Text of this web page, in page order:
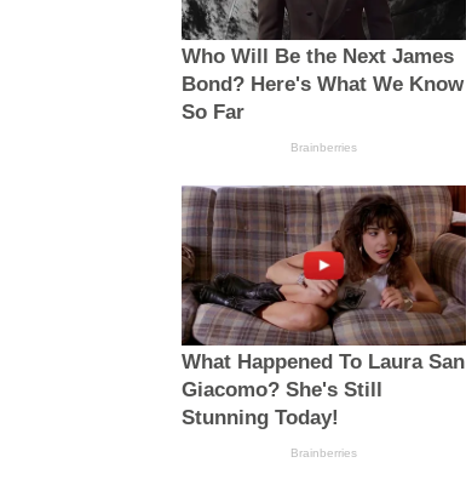
Who Will Be the Next James
Bond? Here's What We Know
So Far
Brainberries
What Happened To Laura San
Giacomo? She's Still
Stunning Today!
Brainberries